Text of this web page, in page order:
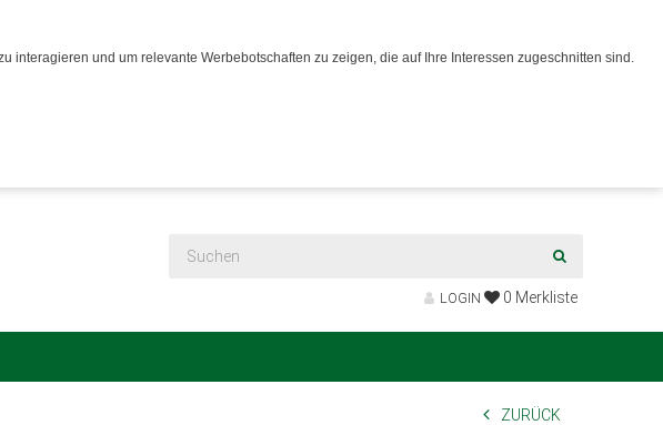
und um relevante Werbebotschaften zu zeigen, die auf Ihre Interessen zugeschnitten sind.
LOGIN 0 Merkliste
ZURÜCK